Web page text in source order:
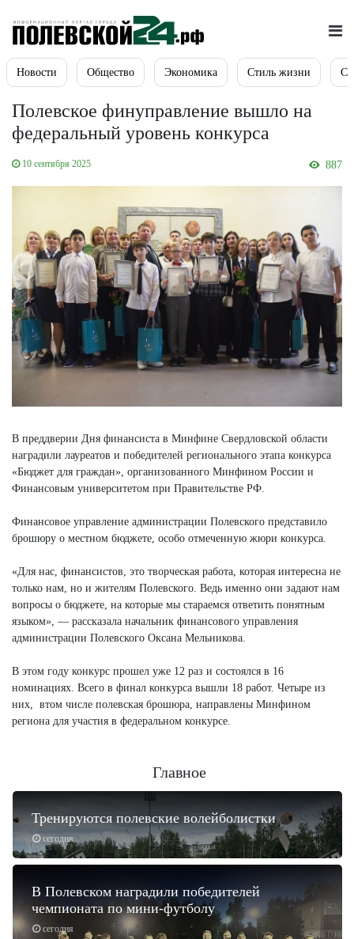
Новости Общество Экономика Стиль жизни
Полевское финуправление вышло на
федеральный уровень конкурса
10 сентября 2025 887
В преддверии Дня финансиста в Минфине Свердловской области
наградили лауреатов и победителей регионального этапа конкурса
«Бюджет для граждан», организованного Минфином России и
Финансовым университетом при Правительстве РФ.
Финансовое управление администрации Полевского представило
брошюру о местном бюджете, особо отмеченную жюри конкурса.
«Для нас, финансистов, это творческая работа, которая интересна не
только нам, но и жителям Полевского. Ведь именно они задают нам
вопросы о бюджете, на которые мы стараемся ответить понятным
языком», — рассказала начальник финансового управления
администрации Полевского Оксана Мельникова.
В этом году конкурс прошел уже 12 раз и состоялся в 16
номинациях. Всего в финал конкурса вышли 18 работ. Четыре из
них, втом числе полевская брошюра, направлены Минфином
региона для участия в федеральном конкурсе.
Главное
сегодня
Тренируются полевские волейболистки
сегодня
В Полевском наградили победителей
чемпионата по мини-футболу